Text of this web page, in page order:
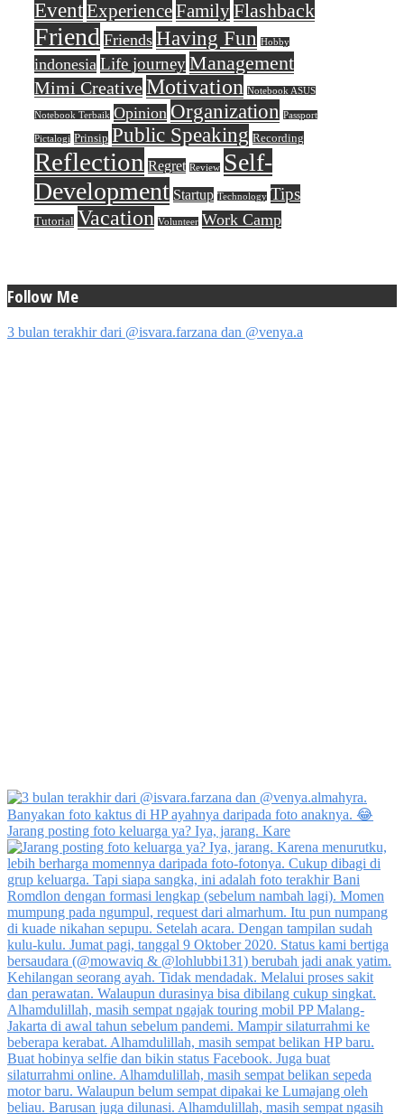
EventExperienceFamilyFlashback
Friend Friends Having Fun Hobby
indonesia Life journeyManagement
Mimi CreativeMotivation Notebook ASUS
Notebook Terbaik Opinion Organization Passport
Pictalogi Prinsip Public Speaking Recording
Reflection Regret Review Self-
Development Startup Technology Tips
Tutorial Vacation Volunteer Work Camp
Follow Me
3 bulan terakhir dari @isvara.farzana dan @venya.a
Jarang posting foto keluarga ya? Iya, jarang. Kare